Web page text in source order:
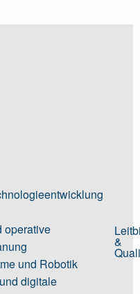
operative
und Robotik
digitale
&